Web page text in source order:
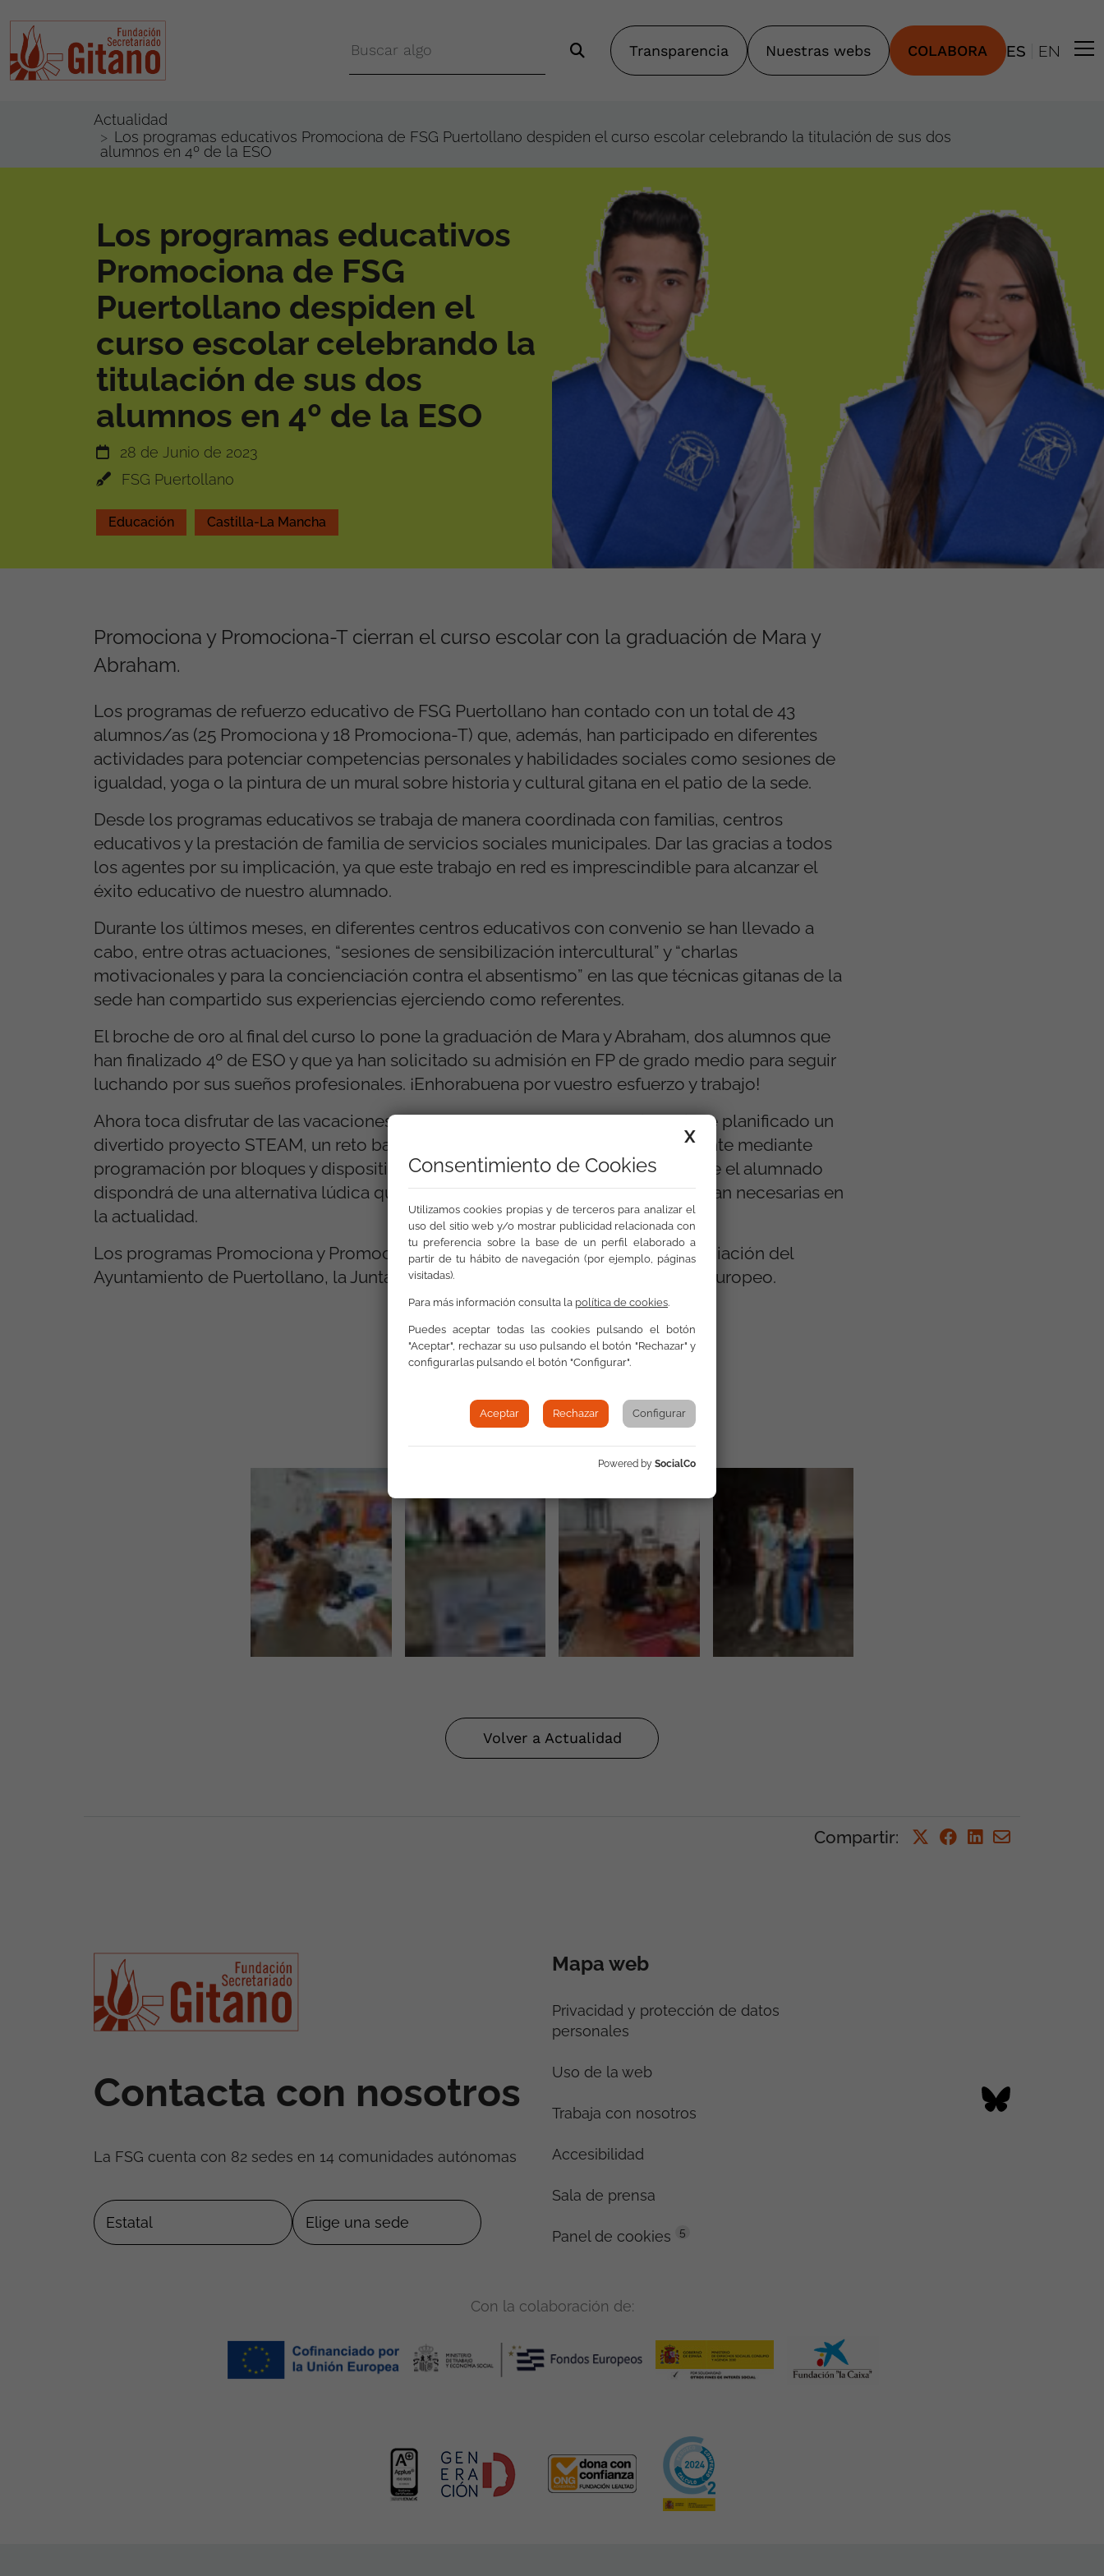
Transparencia Nuestras webs COLABORA ES EN
Actualidad
Los programas educativos Promociona de FSG Puertollano despiden el curso escolar celebrando la titulación de sus dos
alumnos en 4º de la ESO
Los programas educativos
Promociona de FSG
Puertollano despiden el
curso escolar celebrando la
titulación de sus dos
alumnos en 4º de la ESO
28 de Junio de 2023
FSG Puertollano
Educación Castilla-La Mancha
Promociona y Promociona-T cierran el curso escolar con la graduación de Mara y
Abraham.
Los programas de refuerzo educativo de FSG Puertollano han contado con un total de 43
alumnos/as (25 Promociona y 18 Promociona-T) que, además, han participado en diferentes
actividades para potenciar competencias personales y habilidades sociales como sesiones de
igualdad, yoga o la pintura de un mural sobre historia y cultural gitana en el patio de la sede.
Desde los programas educativos se trabaja de manera coordinada con familias, centros
educativos y la prestación de familia de servicios sociales municipales. Dar las gracias a todos
los agentes por su implicación, ya que este trabajo en red es imprescindible para alcanzar el
éxito educativo de nuestro alumnado.
Durante los últimos meses, en diferentes centros educativos con convenio se han llevado a
cabo, entre otras actuaciones, “sesiones de sensibilización intercultural” y “charlas
motivacionales y para la concienciación contra el absentismo” en las que técnicas gitanas de la
sede han compartido sus experiencias ejerciendo como referentes.
El broche de oro al final del curso lo pone la graduación de Mara y Abraham, dos alumnos que
han finalizado 4º de ESO y que ya han solicitado su admisión en FP de grado medio para seguir
luchando por sus sueños profesionales. ¡Enhorabuena por vuestro esfuerzo y trabajo!
Ahora toca disfrutar de las vacaciones y por ello, el programa Promociona tiene planificado un
divertido proyecto STEAM, un reto basado en el diseño de una ciudad inteligente mediante
programación por bloques y dispositivos tecnológicos. Un verano digital donde el alumnado
dispondrá de una alternativa lúdica que, a su vez, impulsa unas competencias tan necesarias en
la actualidad.
Los programas Promociona y Promociona-T se llevan a cabo gracias a la financiación del
Ayuntamiento de Puertollano, la Junta de Castilla la Mancha y el Fondo Social Europeo.
Galería
Volver a Actualidad
Compartir:
Contacta con nosotros
La FSG cuenta con 82 sedes en 14 comunidades autónomas
Mapa web
Privacidad y protección de datos
personales
Uso de la web
Trabaja con nosotros
Accesibilidad
Sala de prensa
Panel de cookies 5
Con la colaboración de:
X
Consentimiento de Cookies
Utilizamos cookies propias y de terceros para analizar el
uso del sitio web y/o mostrar publicidad relacionada con
tu preferencia sobre la base de un perfil elaborado a
partir de tu hábito de navegación (por ejemplo, páginas
visitadas).
Para más información consulta la política de cookies.
Puedes aceptar todas las cookies pulsando el botón
"Aceptar", rechazar su uso pulsando el botón "Rechazar" y
configurarlas pulsando el botón "Configurar".
Aceptar Rechazar Configurar
Powered by SocialCo